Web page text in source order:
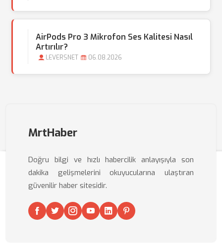
AirPods Pro 3 Mikrofon Ses Kalitesi Nasıl
Artırılır?
LEVERSNET 06.08.2026
MrtHaber
Doğru bilgi ve hızlı habercilik anlayışıyla son
dakika gelişmelerini okuyucularına ulaştıran
güvenilir haber sitesidir.